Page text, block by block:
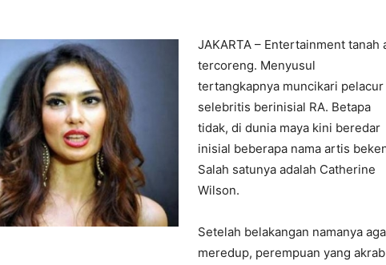
JAKARTA – Entertainment tanah
tercoreng. Menyusul
tertangkapnya muncikari pelacur
selebritis berinisial RA. Betapa
tidak, di dunia maya kini beredar
inisial beberapa nama artis
Salah satunya adalah Catherine
Wilson.
Setelah belakangan namanya
meredup, perempuan yang akrab